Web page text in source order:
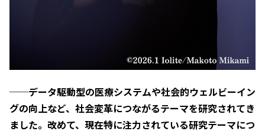
──データ駆動型の医療システムや社会的ウェルビーイン
グの向上など、社会変革につながるテーマを研究されてき
ました。改めて、現在特に注力されている研究テーマにつ